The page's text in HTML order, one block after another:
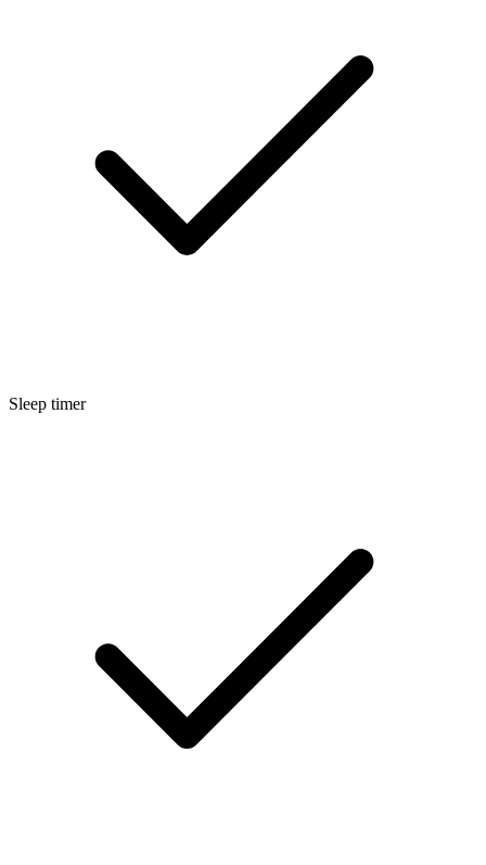
Sleep timer